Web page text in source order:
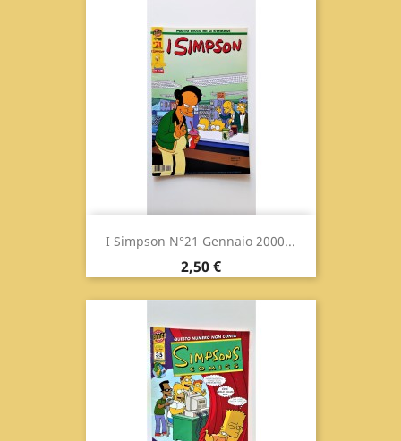
I Simpson N°21 Gennaio 2000...
Prezzo
2,50 €